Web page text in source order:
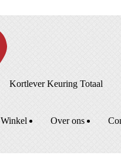
Kortlever Keuring Totaal
Winkel Over ons